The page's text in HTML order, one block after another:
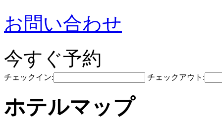
お問い合わせ
今すぐ予約
チェックイン: チェックアウト:
ホテルマップ